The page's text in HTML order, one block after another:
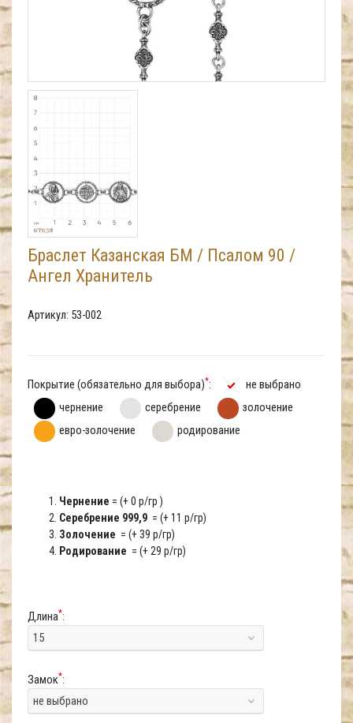
Браслет Казанская БМ / Псалом 90 /
Ангел Хранитель
Артикул: 53-002
Покрытие (обязательно для выбора)*:
не выбрано
чернение
серебрение
золочение
евро-золочение
родирование
Чернение = (+ 0 р/гр )
Серебрение 999,9 = (+ 11 р/гр)
Золочение = (+ 39 р/гр)
Родирование = (+ 29 р/гр)
Длина*:
15
Замок*:
не выбрано